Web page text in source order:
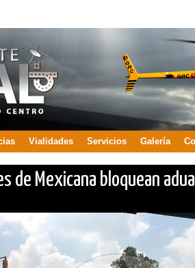
Vialidades Servicios Galería
de Mexicana bloquean